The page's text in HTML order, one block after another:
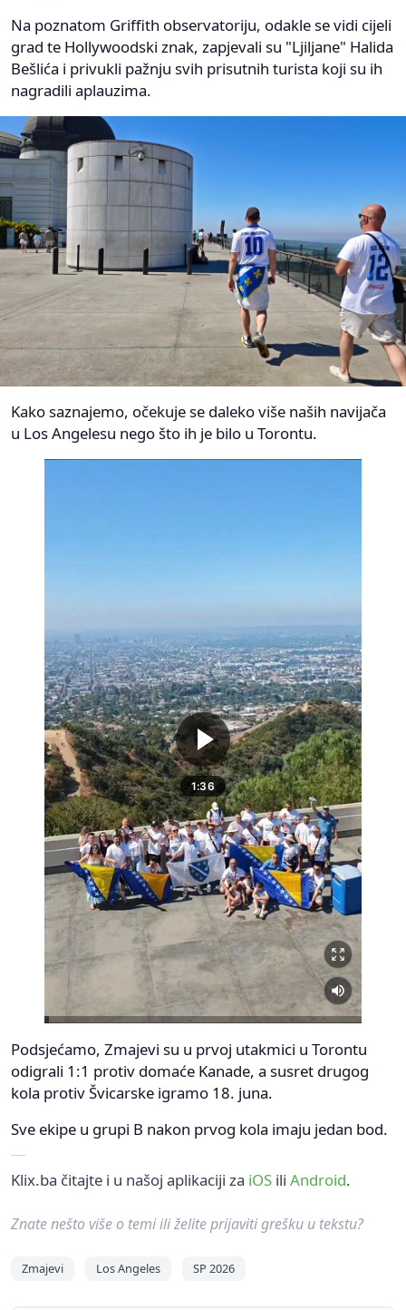
Na poznatom Griffith observatoriju, odakle se vidi cijeli
grad te Hollywoodski znak, zapjevali su "Ljiljane" Halida
Bešlića i privukli pažnju svih prisutnih turista koji su ih
nagradili aplauzima.
Kako saznajemo, očekuje se daleko više naših navijača
u Los Angelesu nego što ih je bilo u Torontu.
Podsjećamo, Zmajevi su u prvoj utakmici u Torontu
odigrali 1:1 protiv domaće Kanade, a susret drugog
kola protiv Švicarske igramo 18. juna.
Sve ekipe u grupi B nakon prvog kola imaju jedan bod.
Klix.ba čitajte i u našoj aplikaciji za iOS ili Android.
Znate nešto više o temi ili želite prijaviti grešku u tekstu?
Zmajevi Los Angeles SP 2026